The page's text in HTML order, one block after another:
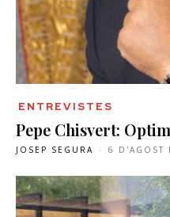
ENTREVISTES
Pepe Chisvert:
JOSEP SEGURA - 6 D'AGOST